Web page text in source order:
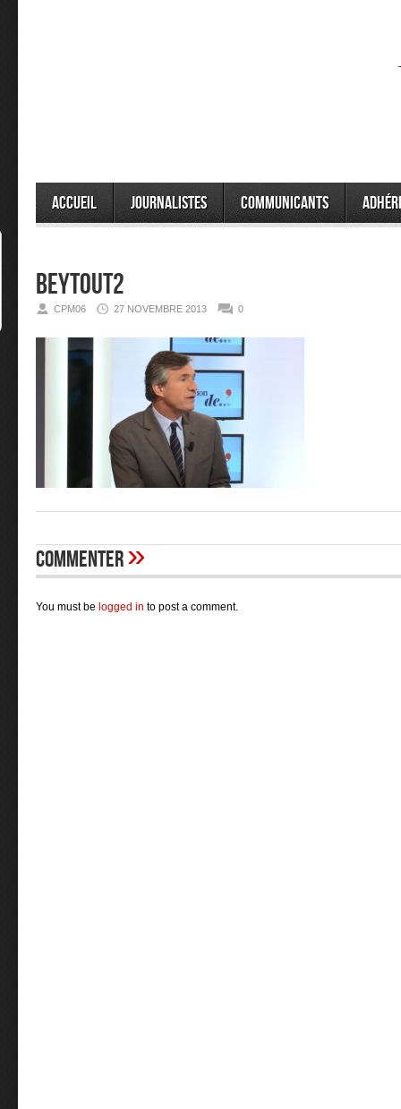
Accueil Journalistes Communicants
beytout2
CPM06 27 NOVEMBRE 2013 0
Commenter»
You must be logged in to post a comment.